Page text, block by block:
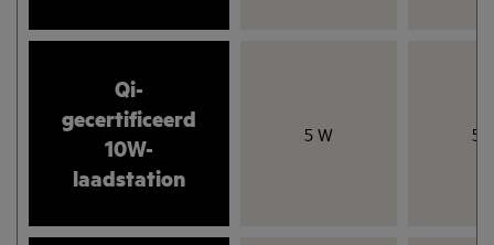
Qi-
gecertificeerd
10W-
laadstation
5 W 5